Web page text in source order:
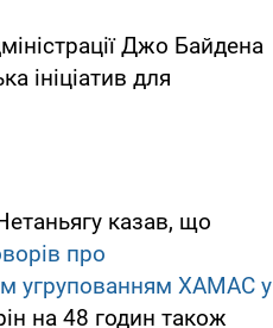
Джо Байдена
ініціатив для
казав, що
про
угрупованням ХАМАС у
на 48 годин також